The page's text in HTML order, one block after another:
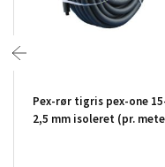
Pex-rør tigris pex-one
2,5 mm isoleret (pr.